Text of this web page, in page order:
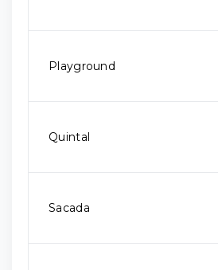
Playground
Quintal
Sacada